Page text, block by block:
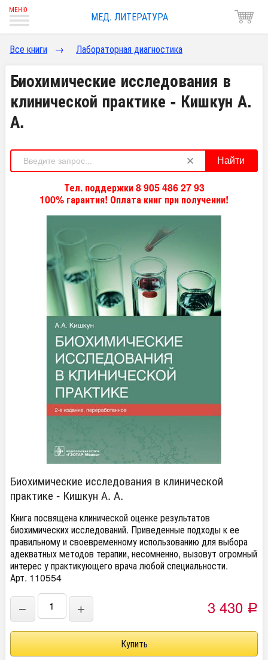
МЕД. ЛИТЕРАТУРА
Все книги → Лабораторная диагностика
Биохимические исследования в
клинической практике - Кишкун А.
А.
Найти
Тел. поддержки 8 905 486 27 93
100% гарантия! Оплата книг при получении!
Биохимические исследования в клинической
практике - Кишкун А. А.
Книга посвящена клинической оценке результатов
биохимических исследований. Приведенные подходы к ее
правильному и своевременному использованию для выбора
адекватных методов терапии, несомненно, вызовут огромный
интерес у практикующего врача любой специальности.
Арт. 110554
− + 3 430 Р